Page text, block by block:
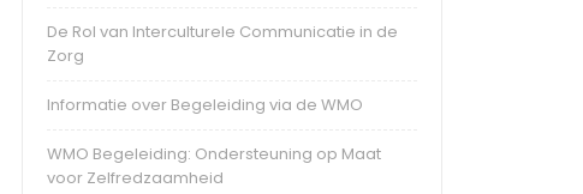
De Rol van Interculturele Communicatie in de
Zorg
Informatie over Begeleiding via de WMO
WMO Begeleiding: Ondersteuning op Maat
voor Zelfredzaamheid